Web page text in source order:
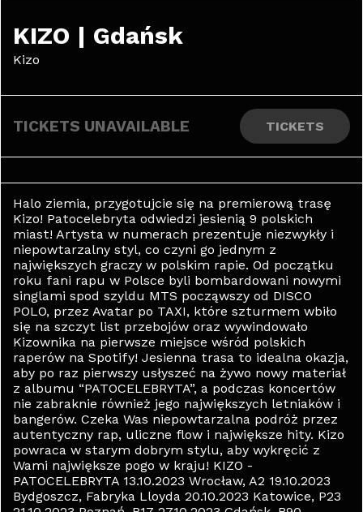
KIZO | Gdańsk
Kizo
TICKETS UNAVAILABLE TICKETS
Halo ziemia, przygotujcie się na premierową trasę
Kizo! Patocelebryta odwiedzi jesienią 9 polskich
miast! Artysta w numerach prezentuje niezwykły i
niepowtarzalny styl, co czyni go jednym z
największych graczy w polskim rapie. Od początku
roku fani rapu w Polsce byli bombardowani nowymi
singlami spod szyldu MTS począwszy od DISCO
POLO, przez Avatar po TAXI, które szturmem wbiło
się na szczyt list przebojów oraz wywindowało
Kizownika na pierwsze miejsce wśród polskich
raperów na Spotify! Jesienna trasa to idealna okazja,
aby po raz pierwszy usłyszeć na żywo nowy materiał
z albumu “PATOCELEBRYTA”, a podczas koncertów
nie zabraknie również jego największych letniaków i
bangerów. Czeka Was niepowtarzalna podróż przez
autentyczny rap, uliczne flow i największe hity. Kizo
powraca w starym dobrym stylu, aby wykręcić z
Wami największe pogo w kraju! KIZO -
PATOCELEBRYTA 13.10.2023 Wrocław, A2 19.10.2023
Bydgoszcz, Fabryka Lloyda 20.10.2023 Katowice, P23